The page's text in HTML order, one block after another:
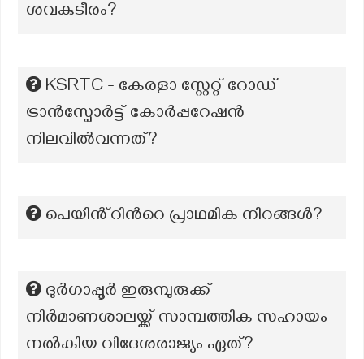
ശവകുടീരം?
KSRTC - കേരളാ സ്റ്റേറ്റ് റോഡ്
ട്രാൻസ്പോർട്ട് കോര്‍പ്പറേഷന്‍
നിലവില്‍വന്നത്?
പെയിൻ്റിൻറെ പ്രാഥമിക നിറങ്ങൾ?
ദുർഗാപ്പൂർ ഇരുമ്പുരുക്ക്
നിർമാണശാലയ്ക്ക് സാമ്പത്തിക സഹായം
നൽകിയ വിദേശരാജ്യം ഏത്?